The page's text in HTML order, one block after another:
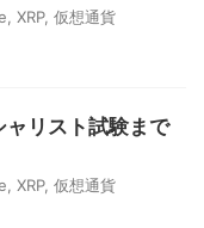
XRP, 仮想通貨
ャリスト試験まで
XRP, 仮想通貨